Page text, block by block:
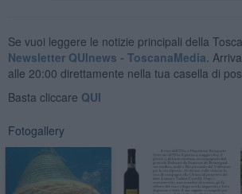
Se vuoi leggere le notizie principali della
Newsletter QUInews - ToscanaMedia.
alle 20:00 direttamente nella tua casella di
Basta cliccare QUI
Fotogallery